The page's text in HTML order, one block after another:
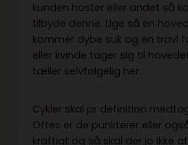
kunden hoster eller andet så
tilbyde denne. Lige så en
kommer dybe suk og en travl
eller kvinde tager sig til
tæller selvfølgelig her.
Cykler skal pr definition
Oftes er de punkterer eller
kraftigt og så skal der jo ikke